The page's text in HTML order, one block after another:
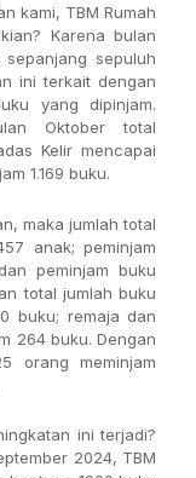
kami, TBM Rumah
Karena bulan
sepuluh
ini terkait dengan
yang dipinjam.
Oktober total
Kelir mencapai
1.169 buku.
maka jumlah total
anak; peminjam
peminjam buku
total jumlah buku
buku; remaja dan
264 buku. Dengan
orang meminjam
ini terjadi?
2024, TBM